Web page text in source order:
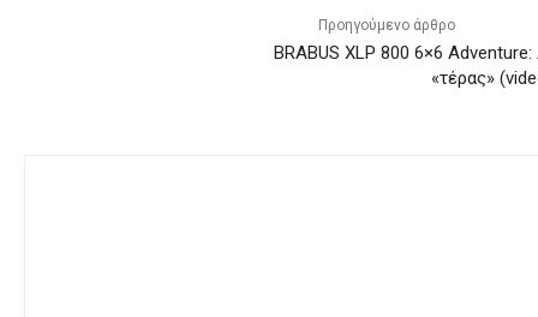
Προηγούμενο άρθρο
BRABUS XLP 800 6×6 Adventure:
«τέρας»